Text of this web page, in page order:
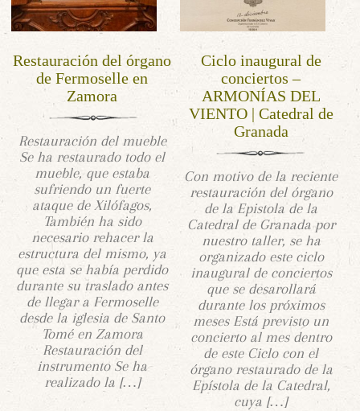
Restauración del órgano
de Fermoselle en
Zamora
Restauración del mueble
Se ha restaurado todo el
mueble, que estaba
sufriendo un fuerte
ataque de Xilófagos,
También ha sido
necesario rehacer la
estructura del mismo, ya
que esta se había perdido
durante su traslado antes
de llegar a Fermoselle
desde la iglesia de Santo
Tomé en Zamora
Restauración del
instrumento Se ha
realizado la […]
Ciclo inaugural de
conciertos –
ARMONÍAS DEL
VIENTO | Catedral de
Granada
Con motivo de la reciente
restauración del órgano
de la Epistola de la
Catedral de Granada por
nuestro taller, se ha
organizado este ciclo
inaugural de conciertos
que se desarollará
durante los próximos
meses Está previsto un
concierto al mes dentro
de este Ciclo con el
órgano restaurado de la
Epístola de la Catedral,
cuya […]